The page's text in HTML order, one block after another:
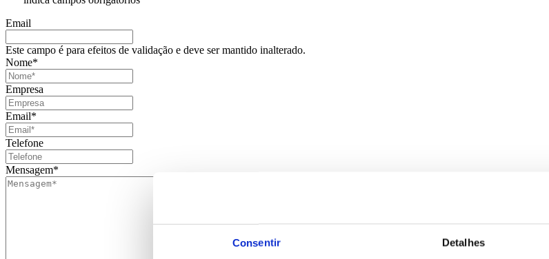
Consentir Detalhes
Email
Este campo é para efeitos de validação e deve ser mantido inalterado.
Nome*
Empresa
Email*
Telefone
Mensagem*